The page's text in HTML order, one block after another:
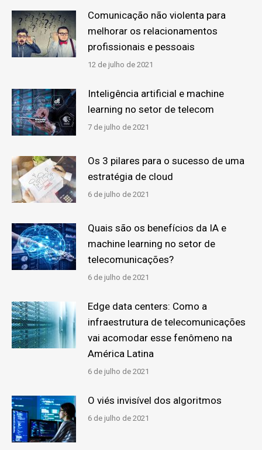
Comunicação não violenta para
melhorar os relacionamentos
profissionais e pessoais
12 de julho de 2021
Inteligência artificial e machine
learning no setor de telecom
7 de julho de 2021
Os 3 pilares para o sucesso de uma
estratégia de cloud
6 de julho de 2021
Quais são os benefícios da IA e
machine learning no setor de
telecomunicações?
6 de julho de 2021
Edge data centers: Como a
infraestrutura de telecomunicações
vai acomodar esse fenômeno na
América Latina
6 de julho de 2021
O viés invisível dos algoritmos
6 de julho de 2021